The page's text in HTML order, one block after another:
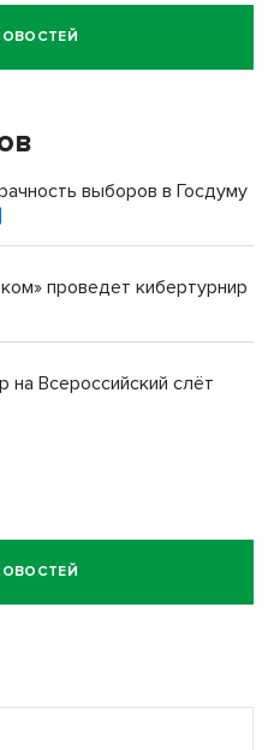
за смерть
выборов в Госдуму
проведет кибертурнир
на Всероссийский слёт